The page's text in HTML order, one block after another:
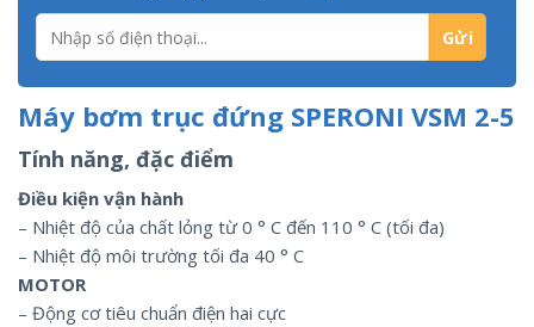
Máy bơm trục đứng SPERONI VSM 2-5
Tính năng, đặc điểm
Điều kiện vận hành
– Nhiệt độ của chất lỏng từ 0 ° C đến 110 ° C (tối đa)
– Nhiệt độ môi trường tối đa 40 ° C
MOTOR
– Động cơ tiêu chuẩn điện hai cực